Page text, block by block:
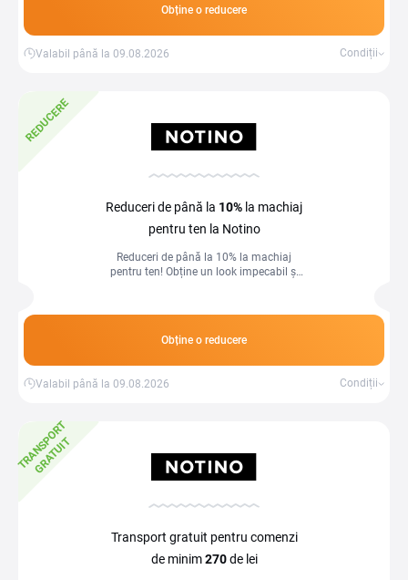
Obține o reducere
Valabil până la 09.08.2026 Condiții
REDUCERE
Reduceri de până la 10% la machiaj
pentru ten la Notino
Reduceri de până la 10% la machiaj
pentru ten! Obține un look impecabil și
Obține o reducere
Valabil până la 09.08.2026 Condiții
T
R
A
N
S
P
O
R
T
G
R
A
T
U
I
T
Transport gratuit pentru comenzi
de minim270de lei